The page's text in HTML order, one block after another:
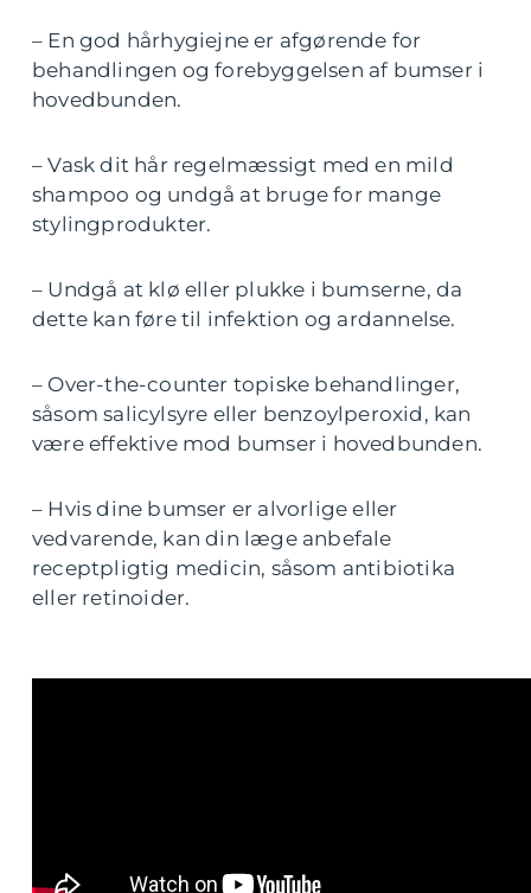
– En god hårhygiejne er afgørende for
behandlingen og forebyggelsen af bumser i
hovedbunden.
– Vask dit hår regelmæssigt med en mild
shampoo og undgå at bruge for mange
stylingprodukter.
– Undgå at klø eller plukke i bumserne, da
dette kan føre til infektion og ardannelse.
– Over-the-counter topiske behandlinger,
såsom salicylsyre eller benzoylperoxid, kan
være effektive mod bumser i hovedbunden.
– Hvis dine bumser er alvorlige eller
vedvarende, kan din læge anbefale
receptpligtig medicin, såsom antibiotika
eller retinoider.